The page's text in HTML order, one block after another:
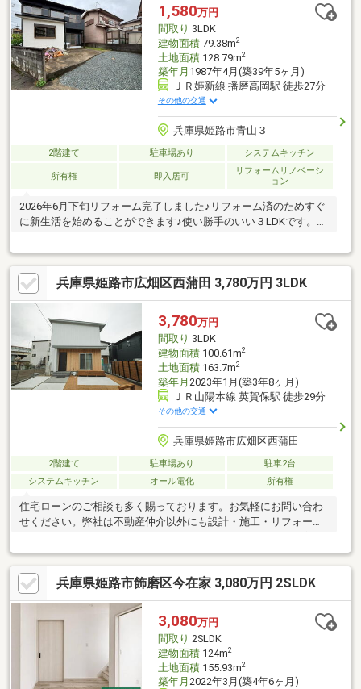
1,580万円
間取り 3LDK
建物面積79.38m2
土地面積128.79m2
築年月 1987年4月(築39年5ヶ月)
ＪＲ姫新線 播磨高岡駅 徒歩27分
その他の交通
兵庫県姫路市青山３
2階建て 駐車場あり システムキッチン
所有権 即入居可
リフォームリノベーシ
ョン
2026年6月下旬リフォーム完了しました♪リフォーム済のためすぐ
に新生活を始めることができます♪使い勝手のいい３LDKです。一
兵庫県姫路市広畑区西蒲田 3,780万円 3LDK
3,780万円
間取り 3LDK
建物面積100.61m2
土地面積163.7m2
築年月 2023年1月(築3年8ヶ月)
ＪＲ山陽本線 英賀保駅 徒歩29分
その他の交通
兵庫県姫路市広畑区西蒲田
2階建て 駐車場あり
駐車2台
システムキッチン
オール電化 所有権
住宅ローンのご相談も多く賜っております。お気軽にお問い合わ
せください。弊社は不動産仲介以外にも設計・施工・リフォーム
等の幅広いサポートが可能です。お客様に満足いただける提案を
心掛け、人と家を繋ぐお手伝いをさせていただきます。『物件特
徴』〇業務スーパー広畑西蒲田店 462ｍ 徒歩6分〇ローソン広
畑城山町店 678ｍ 徒歩9分〇ディスカウントドラッグコスモス
西蒲田店 599ｍ 徒歩8分〇LDK18.8帖
兵庫県姫路市飾磨区今在家 3,080万円 2SLDK
3,080万円
間取り 2SLDK
建物面積124m2
土地面積155.93m2
築年月 2022年3月(築4年6ヶ月)